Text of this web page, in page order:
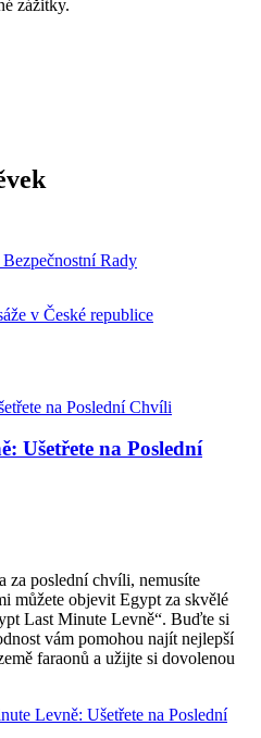
⁣zážitky.
Rady
v České republice
Ušetřete na Poslední
za poslední chvíli, nemusíte
můžete objevit Egypt za skvělé
Last Minute Levně“. Buďte si
vám pomohou najít nejlepší
faraonů a užijte si dovolenou
Levně: Ušetřete na Poslední